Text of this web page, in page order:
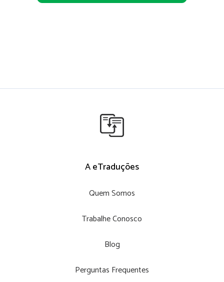
A eTraduções
Quem Somos
Trabalhe Conosco
Blog
Perguntas Frequentes